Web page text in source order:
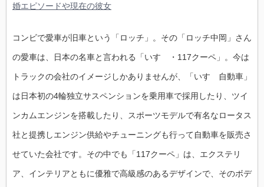
婚エピソードや現在の彼女
コンビで愛車が旧車という「ロッチ」。その「ロッチ中岡」さん
の愛車は、日本の名車と言われる「いすゞ・117クーペ」。今は
トラックの会社のイメージしかありませんが、「いすゞ自動車」
は日本初の4輪独立サスペンションを乗用車で採用したり、ツイ
ンカムエンジンを搭載したり、スポーツモデルで有名なロータス
社と提携しエンジン供給やチューニングも行って自動車を販売さ
せていた会社です。その中でも「117クーペ」は、エクステリ
ア、インテリアともに優雅で高級感のあるデザインで、そのボデ